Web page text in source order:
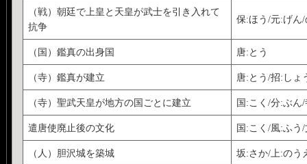
（戦）朝廷で上皇と天皇が武士を引き入れて
抗争
保:ほう/元:げん
（国）鑑真の出身国 唐:とう
（寺）鑑真が建立 唐:とう/招:しょ
（寺）聖武天皇が地方の国ごとに建立 国:こく/分:ぶん
遣唐使廃止後の文化 国:こく/風:ふう
（人）胆沢城を築城 坂:さか/上:のう